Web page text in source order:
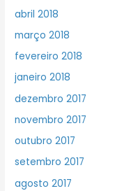
abril 2018
março 2018
fevereiro 2018
janeiro 2018
dezembro 2017
novembro 2017
outubro 2017
setembro 2017
agosto 2017